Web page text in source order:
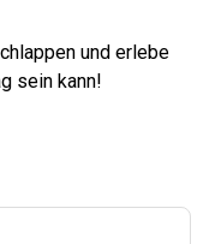
und erlebe
sein kann!